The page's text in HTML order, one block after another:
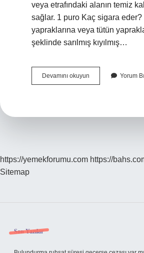
veya etrafındaki alanın temiz
sağlar. 1 puro Kaç sigara eder?
yapraklarına veya tütün
şeklinde sarılmış kıyılmış…
Devamını okuyun
Küllüğü
Yorum
https://yemekforumu.com https://
Sitemap
Sidebar
Son Yazılar